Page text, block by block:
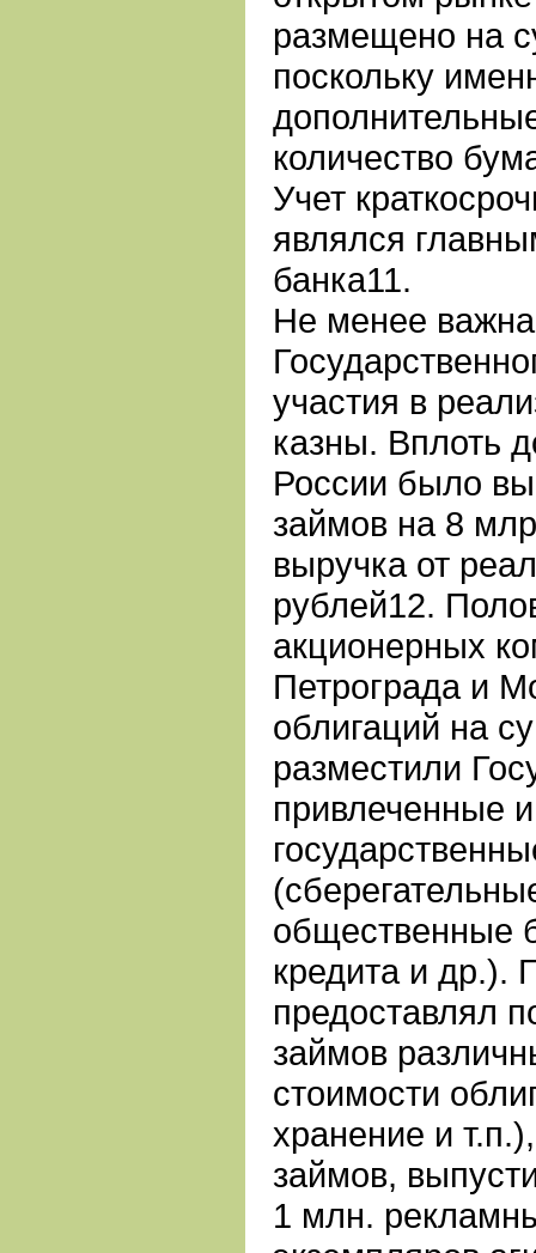
размещено на
поскольку
количество
Учет
являлся
банка11.
Не менее
участия в
казны. Вплоть
России было
займов на 8
выручка от
рублей12.
акционерных
Петрограда и
облигаций на
разместили
привлеченные
общественные
кредита и др.).
предоставлял
займов
стоимости
хранение и
займов,
1 млн.